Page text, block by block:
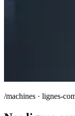
/machines · lignes-